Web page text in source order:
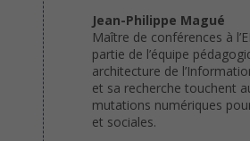
Jean-Philippe Magué
Maître de conférences à
partie de l’équipe
architecture de
et sa recherche touchent
mutations numériques
et sociales.